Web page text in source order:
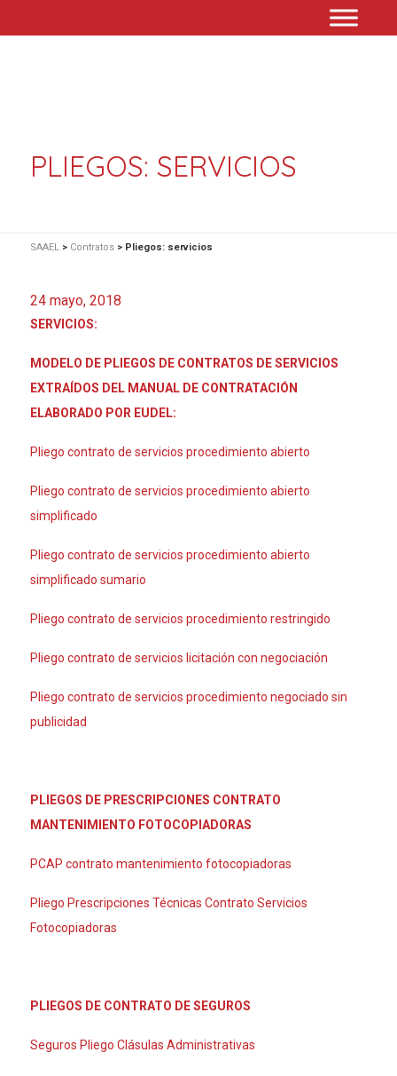
PLIEGOS: SERVICIOS
SAAEL> Contratos> Pliegos: servicios
24 mayo, 2018
SERVICIOS:
MODELO DE PLIEGOS DE CONTRATOS DE SERVICIOS
EXTRAÍDOS DEL MANUAL DE CONTRATACIÓN
ELABORADO POR EUDEL:
Pliego contrato de servicios procedimiento abierto
Pliego contrato de servicios procedimiento abierto
simplificado
Pliego contrato de servicios procedimiento abierto
simplificado sumario
Pliego contrato de servicios procedimiento restringido
Pliego contrato de servicios licitación con negociación
Pliego contrato de servicios procedimiento negociado sin
publicidad
PLIEGOS DE PRESCRIPCIONES CONTRATO
MANTENIMIENTO FOTOCOPIADORAS
PCAP contrato mantenimiento fotocopiadoras
Pliego Prescripciones Técnicas Contrato Servicios
Fotocopiadoras
PLIEGOS DE CONTRATO DE SEGUROS
Seguros Pliego Clásulas Administrativas